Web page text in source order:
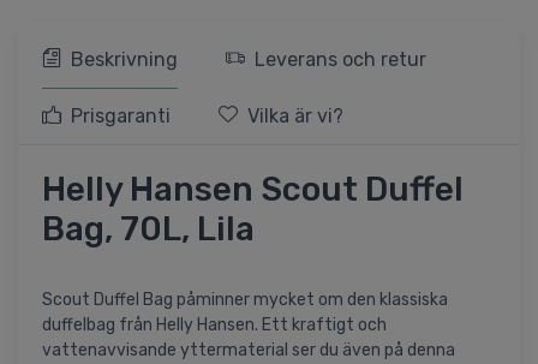
Beskrivning Leverans och retur
Prisgaranti Vilka är vi?
Helly Hansen Scout Duffel
Bag, 70L, Lila
Scout Duffel Bag påminner mycket om den klassiska
duffelbag från Helly Hansen. Ett kraftigt och
vattenavvisande yttermaterial ser du även på denna